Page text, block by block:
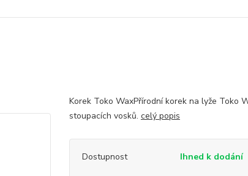
Korek Toko WaxPřírodní korek na lyže Toko
stoupacích vosků. celý popis
Dostupnost Ihned k dodání